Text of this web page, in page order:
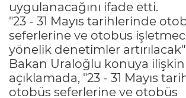
uygulanacağını ifade etti.
"23 - 31 Mayıs tarihlerinde
seferlerine ve otobüs
yönelik denetimler artırılacak"
Bakan Uraloğlu konuya ilişkin
açıklamada, "23 - 31 Mayıs
otobüs seferlerine ve otobüs